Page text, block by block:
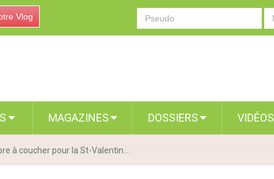
Vlog
MAGAZINES DOSSIERS VIDÉOS
à coucher pour la St-Valentin...